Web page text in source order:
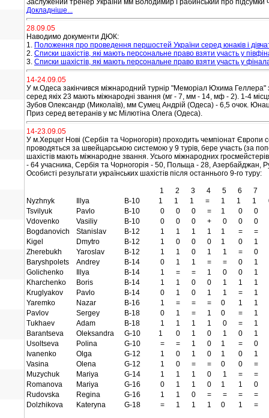
Заслужений тренер України мм Володимир Грабинський про підсумки
Докладніше...
28.09.05
Наводимо документи ДЮК:
1. Положення про проведення першостей України серед юнаків і
2. Списки шахістів, які мають персональне право взяти участь у
3. Списки шахістів, які мають персональне право взяти участь у
14-24.09.05
У м.Одеса закінчився міжнародний турнір "Меморіал Юхима
серед якіх 23 мають міжнародні звання (мг - 7, мм - 14, мф - 2). 1-4
Зубов Олександр (Миколаїв), мм Сумец Андрій (Одеса) - 6,5 очок.
Приз серед ветеранів у мс Мілютіна Олега (Одеса).
14-23.09.05
У м.Херцег Нові (Сербія та Чорногорія) проходить чемпіонат Європи
проводяться за швейцарською системою у 9 турів, бере участь (за
шахістів мають міжнародне звання. Усього міжнародних
- 64 учасника, Сербія та Чорногорія - 50, Польща - 28, Азербайджан,
Особисті результати українських шахістів після останнього 9-го туру:
1 2 3 4 5 6
7
Nyzhnyk
Illya B-10 1 1 1 = 1 1 1
Tsvilyuk
Pavlo B-10 0 0 0 = 1 0 0
Vdovenko
Vasiliy B-10 0 0 0 + 0 0 0
Bogdanovich
Stanislav B-12 1 1 1 1 1 = =
Kigel
Dmytro B-12 1 0 0 0 1 0 1
Zherebukh
Yaroslav B-12 1 1 0 1 1 = 0
Baryshpolets
Andrey B-14 0 1 1 = = 0 1
Golichenko
Illya B-14 1 = = 1 0 0 1
Kharchenko
Boris B-14 1 1 0 0 1 1 1
Kruglyakov
Pavlo B-14 0 1 0 1 1 = 1
Yaremko
Nazar B-16 1 = = = 0 1 1
Pavlov
Sergey B-18 0 1 = 1 0 = 1
Tukhaev
Adam B-18 1 1 1 1 0 = 1
Barantseva
Oleksandra G-10 1 0 1 0 1 0 1
Usoltseva
Polina G-10 = = 1 0 1 = 0
Ivanenko
Olga G-12 1 0 1 0 1 0 1
Vasina
Olena G-12 1 0 = = 0 0 =
Muzychuk
Mariya G-14 1 1 1 0 1 = =
Romanova
Mariya G-16 0 1 1 0 1 1 0
Rudovska
Regina G-16 1 1 0 = = = =
Dolzhikova
Kateryna G-18 = 1 1 1 0 1 =